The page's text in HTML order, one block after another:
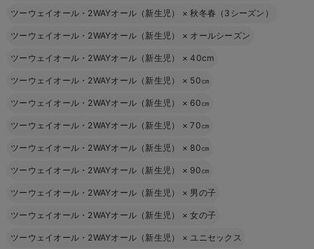
ツーウェイオール・2WAYオール（新生児） ×秋冬春（3シーズン）
ツーウェイオール・2WAYオール（新生児） × オールシーズン
ツーウェイオール・2WAYオール（新生児） ×40cm
ツーウェイオール・2WAYオール（新生児） × 50㎝
ツーウェイオール・2WAYオール（新生児） × 60㎝
ツーウェイオール・2WAYオール（新生児） ×70㎝
ツーウェイオール・2WAYオール（新生児） × 80㎝
ツーウェイオール・2WAYオール（新生児） × 90㎝
ツーウェイオール・2WAYオール（新生児） × 男の子
ツーウェイオール・2WAYオール（新生児） ×女の子
ツーウェイオール・2WAYオール（新生児） ×ユニセックス